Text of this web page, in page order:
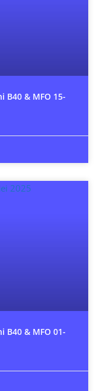
B40 & MFO 15-
B40 & MFO 01-